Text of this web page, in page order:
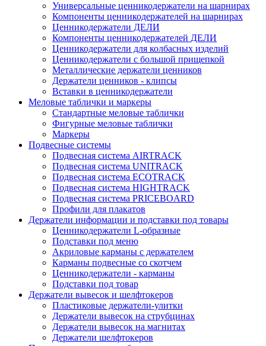
Универсальные ценникодержатели на шарнирах
Компоненты ценникодержателей на шарнирах
Ценникодержатели ДЕЛИ
Компоненты ценникодержателей ДЕЛИ
Ценникодержатели для колбасных изделий
Ценникодержатели с большой прищепкой
Металлические держатели ценников
Держатели ценников - клипсы
Вставки в ценникодержатели
Меловые таблички и маркеры
Стандартные меловые таблички
Фигурные меловые таблички
Маркеры
Подвесные системы
Подвесная система AIRTRACK
Подвесная система UNITRACK
Подвесная система ECOTRACK
Подвесная система HIGHTRACK
Подвесная система PRICEBOARD
Профили для плакатов
Держатели информации и подставки под товары
Ценникодержатели L-образные
Подставки под меню
Акриловые карманы с держателем
Карманы подвесные со скотчем
Ценникодержатели - карманы
Подставки под товар
Держатели вывесок и шелфтокеров
Пластиковые держатели-улитки
Держатели вывесок на струбцинах
Держатели вывесок на магнитах
Держатели шелфтокеров